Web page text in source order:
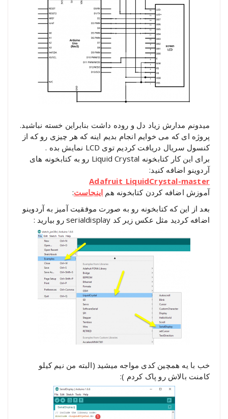
میدونم مدارش زیاد دل و روده داشت بنابراین خسته نباشید.
پروژه ای که می خوایم انجام بدیم اینه که هر چیزی رو که از
کنسول سریال دریافت کردیم توی LCD نمایش بده .
برای این کار کتابخونه Liquid Crystal رو به کتابخونه های
آردوینو اضافه کنید:
Adafruit_LiquidCrystal-master
آموزش اضافه کردن کتابخونه هم اینجاست:
بعد از این که کتابخونه رو به صورت موفقیت آمیز به آردوینو
اضافه کردید مثل عکس زیر کد serialdisplay رو بیارید :
خب با یه همچین کدی مواجه میشید (البته من نیم کیلو
کامنت بالاش رو پاک کردم ):